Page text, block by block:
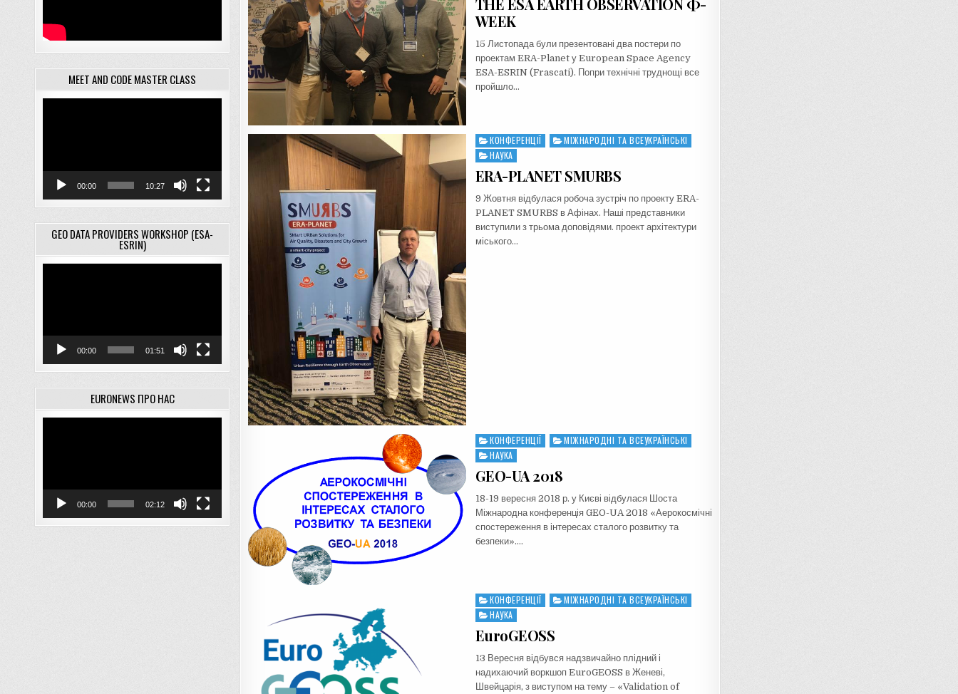
THE ESA EARTH OBSERVATION Ф-
WEEK
15 Листопада були презентовані два постери по
проектам ERA-Planet у European Space Agency
ESA-ESRIN (Frascati). Попри технічні труднощі все
пройшло…
Posted
in
КОНФЕРЕНЦІЇ
МІЖНАРОДНІ ТА ВСЕУКРАЇНСЬКІ
НАУКА
ERA-PLANET SMURBS
9 Жовтня відбулася робоча зустріч по проекту ERA-
PLANET SMURBS в Афінах. Наші представники
виступили з трьома доповідями. проект архітектури
міського…
Posted
in
КОНФЕРЕНЦІЇ
МІЖНАРОДНІ ТА ВСЕУКРАЇНСЬКІ
НАУКА
GEO-UA 2018
18-19 вересня 2018 р. у Києві відбулася Шоста
Міжнародна конференція GEO-UA 2018 «Аерокосмічні
спостереження в інтересах сталого розвитку та
безпеки»….
Posted
in
КОНФЕРЕНЦІЇ
МІЖНАРОДНІ ТА ВСЕУКРАЇНСЬКІ
НАУКА
EuroGEOSS
13 Вересня відбувся надзвичайно плідний і
надихаючий воркшоп EuroGEOSS в Женеві,
Швейцарія, з виступом на тему – «Validation of
MEET AND CODE MASTER CLASS
00:00 10:27
GEO DATA PROVIDERS WORKSHOP (ESA-
ESRIN)
00:00 01:51
EURONEWS ПРО НАС
00:00 02:12